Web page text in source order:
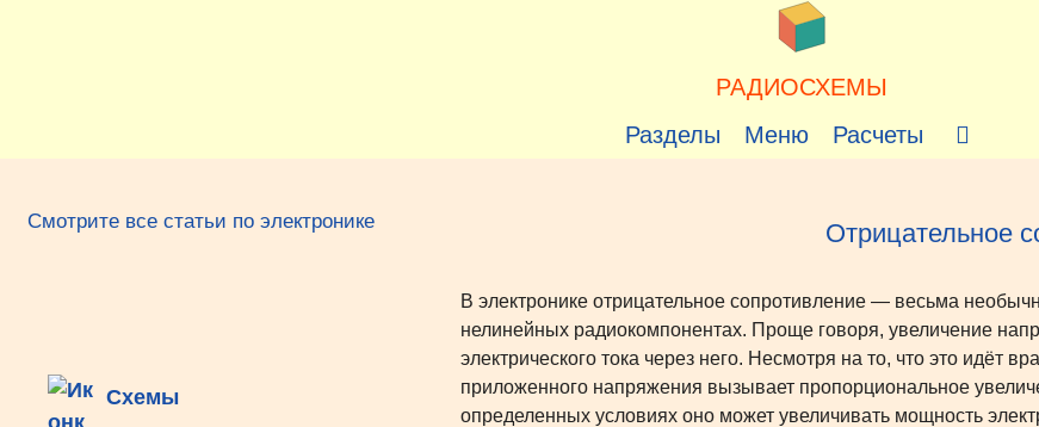
РАДИОСХЕМЫ
Разделы
Меню Расчеты
Отрицательное
В электронике отрицательное сопротивление — весьма
нелинейных радиокомпонентах. Проще говоря, увеличение
электрического тока через него. Несмотря на то, что это идёт
приложенного напряжения вызывает пропорциональное
определенных условиях оно может увеличивать мощность
Смотрите все статьи по электронике
Схемы